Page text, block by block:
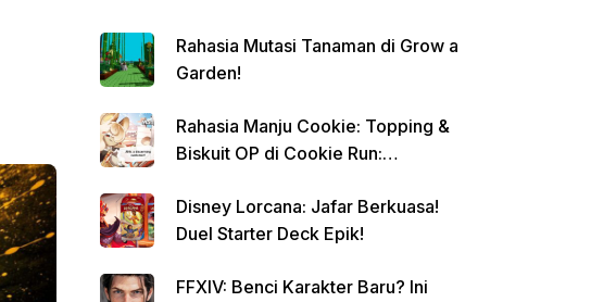
Rahasia Mutasi Tanaman di Grow a
Garden!
Rahasia Manju Cookie: Topping &
Biskuit OP di Cookie Run:
Disney Lorcana: Jafar Berkuasa!
Duel Starter Deck Epik!
FFXIV: Benci Karakter Baru? Ini